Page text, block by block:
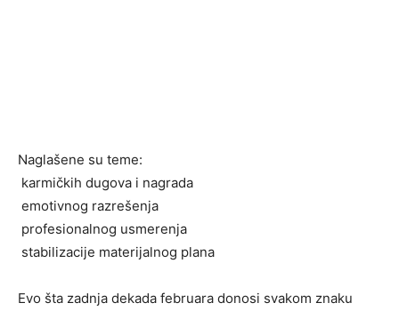
Naglašene su teme:
karmičkih dugova i nagrada
emotivnog razrešenja
profesionalnog usmerenja
stabilizacije materijalnog plana
Evo šta zadnja dekada februara donosi svakom znaku